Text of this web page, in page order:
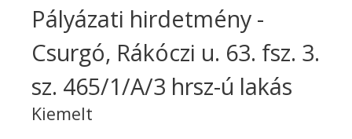
Pályázati hirdetmény -
Csurgó, Rákóczi u. 63. fsz. 3.
sz. 465/1/A/3 hrsz-ú lakás
Kiemelt